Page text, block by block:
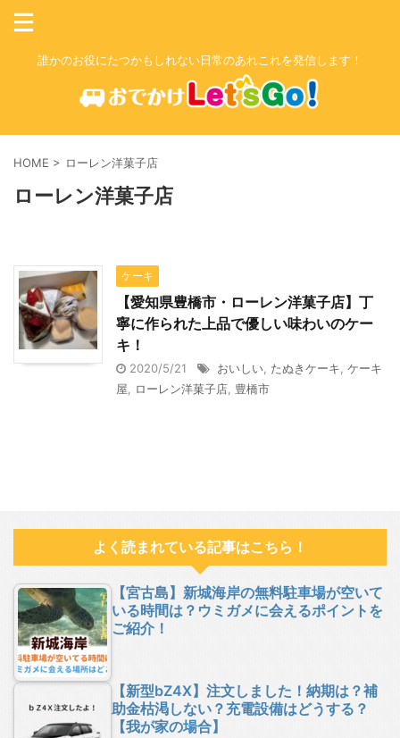
誰かのお役にたつかもしれない日常のあれこれを発信します！
HOME > ローレン洋菓子店
ローレン洋菓子店
ケーキ
【愛知県豊橋市・ローレン洋菓子店】丁
寧に作られた上品で優しい味わいのケー
キ！
2020/5/21 おいしい たぬきケーキ ケーキ
屋
ローレン洋菓子店 豊橋市
よく読まれている記事はこちら！
【宮古島】新城海岸の無料駐車場が空いて
いる時間は？ウミガメに会えるポイントを
ご紹介！
【新型bZ4X】注文しました！納期は？補
助金枯渇しない？充電設備はどうする？
【我が家の場合】